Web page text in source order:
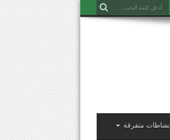
نشاطات متفرقة